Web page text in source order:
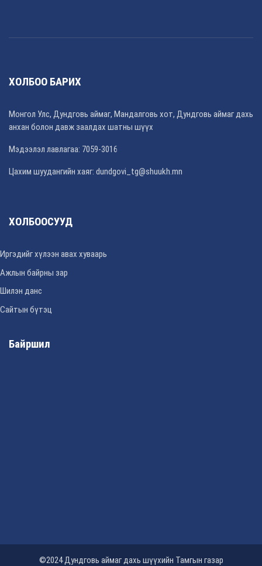
ХОЛБОО БАРИХ
Монгол Улс, Дундговь аймаг, Мандалговь хот, Дундговь аймаг дахь
анхан болон давж заалдах шатны шүүх
Мэдээлэл лавлагаа: 7059-3016
Цахим шуудангийн хаяг: dundgovi_tg@shuukh.mn
ХОЛБООСУУД
Иргэдийг хүлээн авах хуваарь
Ажлын байрны зар
Шилэн данс
Сайтын бүтэц
Байршил
©2024 Дундговь аймаг дахь шүүхийн Тамгын газар